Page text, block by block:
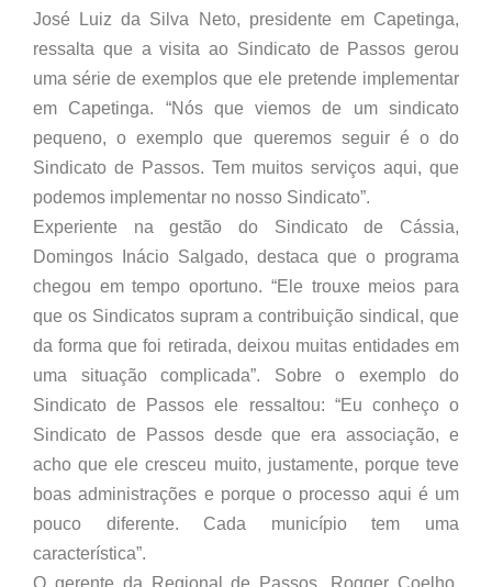
José Luiz da Silva Neto, presidente em Capetinga,
ressalta que a visita ao Sindicato de Passos gerou
uma série de exemplos que ele pretende implementar
em Capetinga. “Nós que viemos de um sindicato
pequeno, o exemplo que queremos seguir é o do
Sindicato de Passos. Tem muitos serviços aqui, que
podemos implementar no nosso Sindicato”.
Experiente na gestão do Sindicato de Cássia,
Domingos Inácio Salgado, destaca que o programa
chegou em tempo oportuno. “Ele trouxe meios para
que os Sindicatos supram a contribuição sindical, que
da forma que foi retirada, deixou muitas entidades em
uma situação complicada”. Sobre o exemplo do
Sindicato de Passos ele ressaltou: “Eu conheço o
Sindicato de Passos desde que era associação, e
acho que ele cresceu muito, justamente, porque teve
boas administrações e porque o processo aqui é um
pouco diferente. Cada município tem uma
característica”.
O gerente da Regional de Passos, Rogger Coelho,